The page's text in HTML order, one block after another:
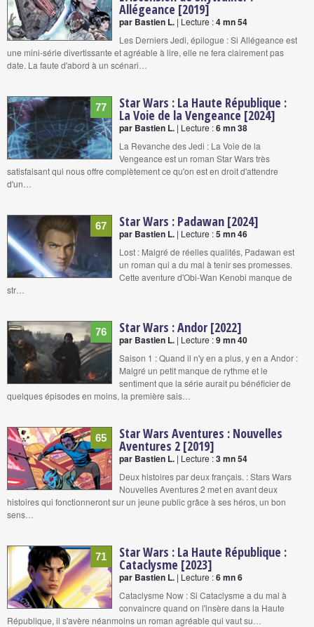
Allégeance [2019]
par Bastien L. | Lecture :4 mn 54
Les Derniers Jedi, épilogue : Si Allégeance est
une mini-série divertissante et agréable à lire, elle ne fera clairement pas
date. La faute d'abord à un scénari…
77 Star Wars : La Haute République :
La Voie de la Vengeance [2024]
par Bastien L. | Lecture :6 mn 38
La Revanche des Jedi : La Voie de la
Vengeance est un roman Star Wars très
satisfaisant qui nous offre complètement ce qu'on est en droit d'attendre
d'un…
67 Star Wars : Padawan [2024]
par Bastien L. | Lecture :5 mn 46
Lost : Malgré de réelles qualités, Padawan est
un roman qui a du mal à tenir ses promesses.
Cette aventure d'Obi-Wan Kenobi manque de
str…
76 Star Wars : Andor [2022]
par Bastien L. | Lecture :9 mn 40
Saison 1 : Quand il n'y en a plus, y en a Andor :
Malgré un petit manque de rythme et le
sentiment que la série aurait pu bénéficier de
quelques épisodes en moins, la première sais…
65 Star Wars Aventures : Nouvelles
Aventures 2 [2019]
par Bastien L. | Lecture :3 mn 54
Deux histoires par deux français. : Stars Wars
Nouvelles Aventures 2 met en avant deux
histoires qui fonctionneront sur un jeune public grâce à ses héros, un bon
sens…
71 Star Wars : La Haute République :
Cataclysme [2023]
par Bastien L. | Lecture :6 mn 6
Cataclysme Now : Si Cataclysme a du mal à
convaincre quand on l'insère dans la Haute
République, il s'avère néanmoins un roman agréable qui vaut su…